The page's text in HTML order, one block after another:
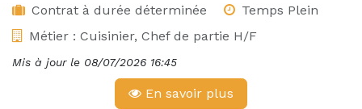
Contrat à durée déterminée
Temps Plein
Métier : Cuisinier, Chef de partie H/F
Mis à jour le 08/07/2026 16:45
En savoir plus